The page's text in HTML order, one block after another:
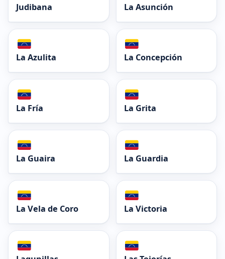
Judibana La Asunción
La Azulita La Concepción
La Fría La Grita
La Guaira La Guardia
La Vela de Coro La Victoria